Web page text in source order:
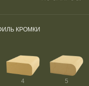
4 5
КРОМКИ